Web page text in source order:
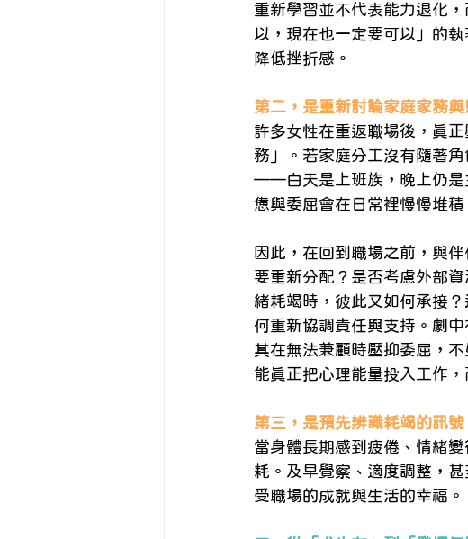
重新學習並不代表能力退化
以，現在也一定要可以」的
降低挫折感。
第二，是重新討論家庭家務與
許多女性在重返職場後，真
務」。若家庭分工沒有隨著
——白天是上班族，晚上仍是
憊與委屈會在日常裡慢慢堆
因此，在回到職場之前，與
要重新分配？是否考慮外部
緒耗竭時，彼此又如何承接
何重新協調責任與支持。劇
其在無法兼顧時壓抑委屈，
能真正把心理能量投入工作
第三，是預先辨識耗竭的訊號
當身體長期感到疲倦、情緒
耗。及早覺察、適度調整，
受職場的成就與生活的幸福。